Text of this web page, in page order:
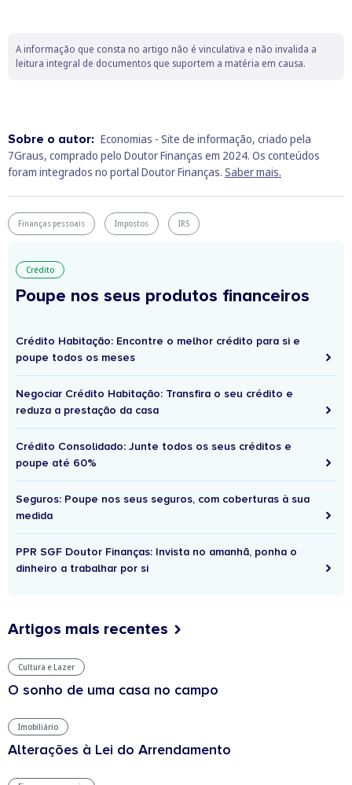
A informação que consta no artigo não é vinculativa e não invalida a
leitura integral de documentos que suportem a matéria em causa.
Sobre o autor: Economias - Site de informação, criado pela
7Graus, comprado pelo Doutor Finanças em 2024. Os conteúdos
foram integrados no portal Doutor Finanças. Saber mais.
Finanças pessoais Impostos IRS
Crédito
Poupe nos seus produtos financeiros
Crédito Habitação: Encontre o melhor crédito para si e
poupe todos os meses
Negociar Crédito Habitação: Transfira o seu crédito e
reduza a prestação da casa
Crédito Consolidado: Junte todos os seus créditos e
poupe até 60%
Seguros: Poupe nos seus seguros, com coberturas à sua
medida
PPR SGF Doutor Finanças: Invista no amanhã, ponha o
dinheiro a trabalhar por si
Artigos mais recentes
Cultura e Lazer
O sonho de uma casa no campo
Imobiliário
Alterações à Lei do Arrendamento